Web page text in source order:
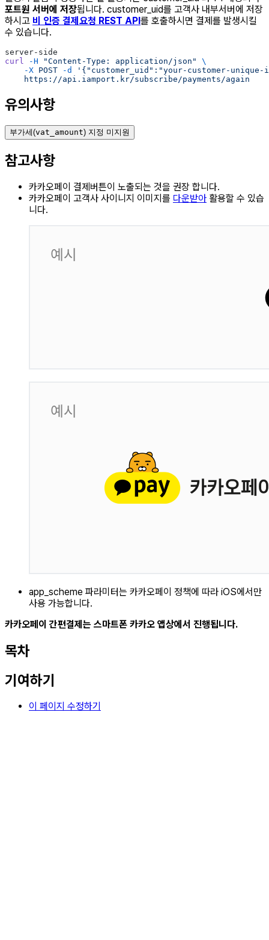
포트원 서버에 저장됩니다. customer_uid를 고객사 내부서버에 저장
하시고 비 인증 결제요청 REST API를 호출하시면 결제를 발생시킬
수 있습니다.
server-side
curl -H "Content-Type: application/json"
\
    -X
POST -d
'{"customer_uid":"your-customer-
    https://api.iamport.kr/subscribe/payments/again
유의사항
부가세(vat_amount) 지정 미지원
참고사항
카카오페이 결제버튼이 노출되는 것을 권장 합니다.
카카오페이 고객사 사이니지 이미지를 다운받아 활용할 수 있습
니다.
app_scheme 파라미터는 카카오페이 정책에 따라 iOS에서만
사용 가능합니다.
카카오페이 간편결제는 스마트폰 카카오 앱상에서 진행됩니다.
목차
기여하기
이 페이지 수정하기